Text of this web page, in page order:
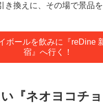
換えに、その場で景品を
ボールを飲みに『reDine
宿』へ行く！
『ネオヨコチ